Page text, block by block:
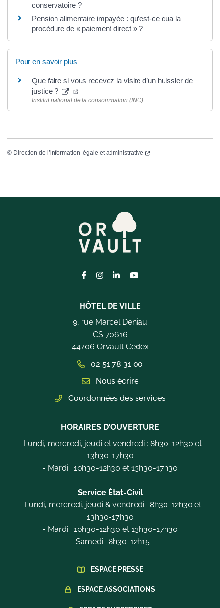
conservatoire ?
Pension alimentaire impayée : qu’est-ce qua la
procédure de « paiement direct » ?
Pour en savoir plus
Que faire si vous recevez la visite d’un huissier de
justice ?
Institut national de la consommation (INC)
© Direction de l’information légale et administrative
Lien vers le compte Facebook
Lien vers le compte Instagram
Lien vers le compte Linkedin
Lien vers la chaîne
HÔTEL DE VILLE
9, rue Marcel Deniau
CS 70616
44706 Orvault Cedex
02 51 78 31 00
Nous écrire
Coordonnées des services
HORAIRES D'OUVERTURE
- Lundi, mercredi, jeudi et vendredi : 8h30-12h30 et
13h30-17h30
- Mardi : 10h30-12h30 et 13h30-17h30
Service État-Civil
- Lundi, mercredi, jeudi & vendredi : 8h30-12h30 et
13h30-17h30
- Mardi : 10h30-12h30 et 13h30-17h30
- Samedi : 8h30-12h15
ESPACE PRESSE
ESPACE ASSOCIATIONS